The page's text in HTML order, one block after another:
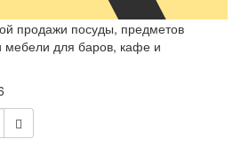
продажи посуды, предметов
мебели для баров, кафе и